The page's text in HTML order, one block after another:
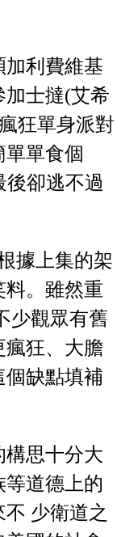
加利費維基
加士撻(艾希
狂單身派對
單單食個
後卻逃不過
據上集的架
料。雖然重
少觀眾有舊
瘋狂、大膽
個缺點填補
構思十分大
等道德上的
少衛道之